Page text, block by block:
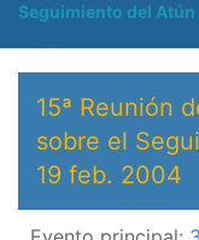
Seguimiento del Atún
15ª Reunión
sobre el
19 feb. 2004